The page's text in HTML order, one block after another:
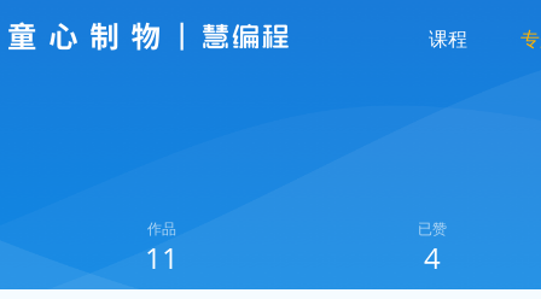
课程
作品
11
已赞
4